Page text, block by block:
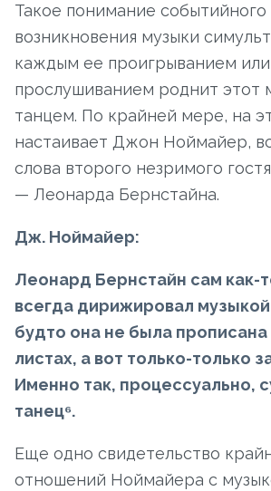
Такое понимание событийного
возникновения музыки
каждым ее проигрыванием или
прослушиванием роднит этот
танцем. По крайней мере, на
настаивает Джон Ноймайер,
слова второго незримого
— Леонарда Бернстайна.
Дж. Ноймайер:
Леонард Бернстайн сам как-
всегда дирижировал музыкой
будто она не была
листах, а вот только-только
Именно так, процессуально,
танец⁶.
Еще одно свидетельство
отношений Ноймайера с